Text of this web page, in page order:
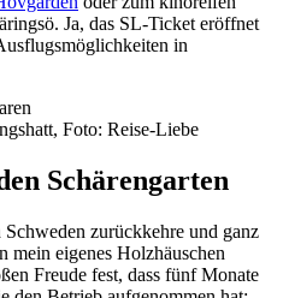
Ja, das SL-Ticket eröffnet
in
Foto: Reise-Liebe
Schärengarten
zurückkehre und ganz
mein eigenes Holzhäuschen
Freude fest, dass fünf Monate